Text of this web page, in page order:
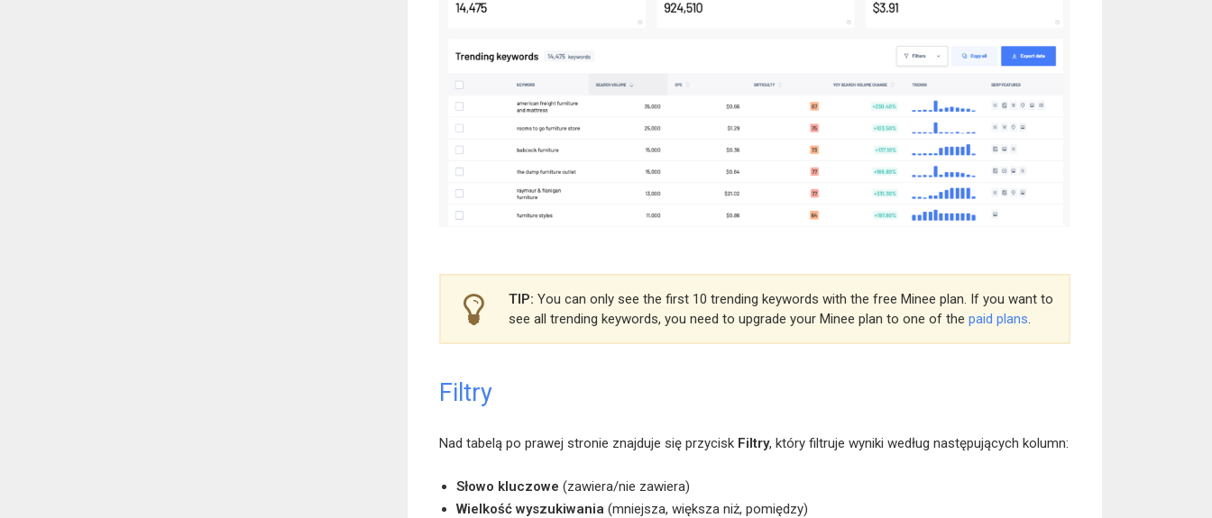
TIP: You can only see the first 10 trending keywords with the free Minee plan. If you want to
see all trending keywords, you need to upgrade your Minee plan to one of the paid plans.
Filtry
Nad tabelą po prawej stronie znajduje się przycisk Filtry, który filtruje wyniki według następujących kolumn:
Słowo kluczowe (zawiera/nie zawiera)
Wielkość wyszukiwania (mniejsza, większa niż, pomiędzy)